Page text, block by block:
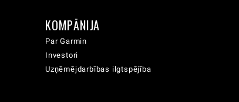
KOMPĀNIJA
Par Garmin
Investori
Uzņēmējdarbības ilgtspējība